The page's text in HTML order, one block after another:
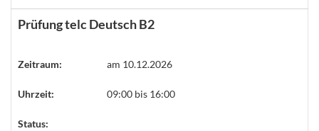
Prüfung telc Deutsch B2
Zeitraum: am 10.12.2026
Uhrzeit: 09:00 bis 16:00
Status: